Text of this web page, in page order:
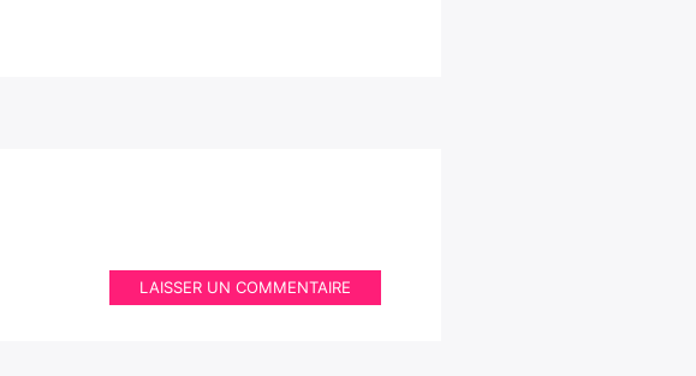
LAISSER UN COMMENTAIRE